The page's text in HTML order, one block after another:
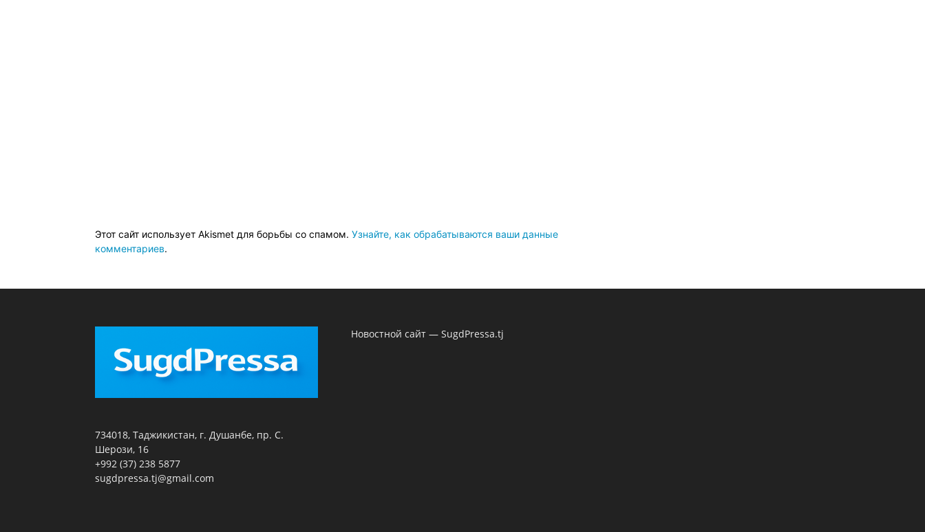
Этот сайт использует Akismet для борьбы со спамом. Узнайте, как обрабатываются ваши данные
комментариев.
734018, Таджикистан, г. Душанбе, пр. С.
Шерози, 16
+992 (37) 238 5877
sugdpressa.tj@gmail.com
Новостной сайт — SugdPressa.tj